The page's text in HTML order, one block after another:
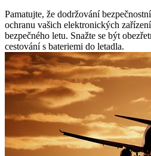
Pamatujte, že dodržování
ochranu vašich elektronických
bezpečného letu. Snažte se být
cestování s bateriemi do letadla.